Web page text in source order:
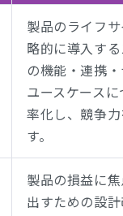
製品のライフ
略的に導入す
の機能・連携
ユースケース
率化し、競争
す。
製品の損益に
出すための設